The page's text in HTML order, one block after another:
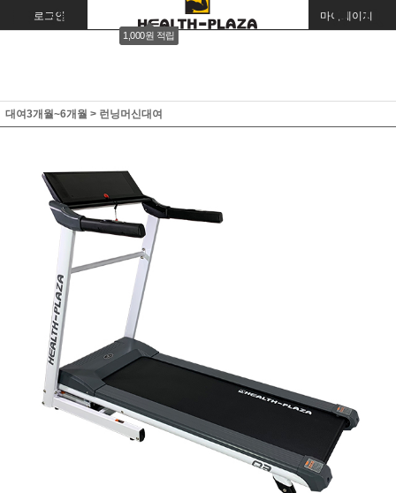
로그인 회원가입
1,000원 적립
주문조회 마이페이지
대여3개월~6개월 > 런닝머신대여